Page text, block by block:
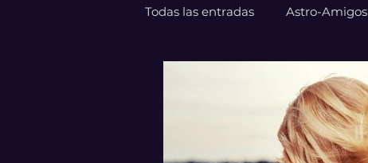
Todas las entradas Astro-Amigos